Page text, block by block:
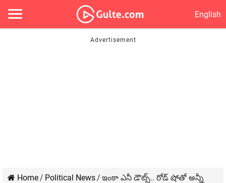
English
Home/ Political News/ ఇంకా ఎనీ డౌట్స్‌.. రోడ్ షోతో అన్నీ